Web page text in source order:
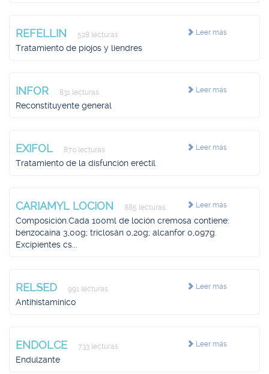
Leer más
REFELLIN 528 lecturas
Tratamiento de piojos y liendres
Leer más
INFOR 831 lecturas
Reconstituyente general
Leer más
EXIFOL 870 lecturas
Tratamiento de la disfunción eréctil
Leer más
CARIAMYL LOCION 885 lecturas
Composición.Cada 100ml de loción cremosa contiene:
benzocaína 3,00g; triclosán 0,20g; alcanfor 0,097g.
Excipientes cs...
Leer más
RELSED 991 lecturas
Antihistaminico
Leer más
ENDOLCE 733 lecturas
Endulzante